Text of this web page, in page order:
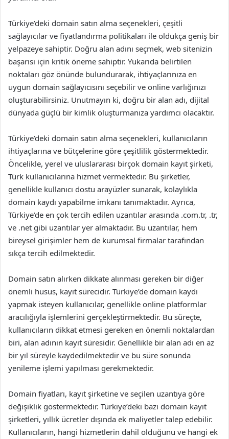
Türkiye’deki domain satın alma seçenekleri, çeşitli
sağlayıcılar ve fiyatlandırma politikaları ile oldukça geniş bir
yelpazeye sahiptir. Doğru alan adını seçmek, web sitenizin
başarısı için kritik öneme sahiptir. Yukarıda belirtilen
noktaları göz önünde bulundurarak, ihtiyaçlarınıza en
uygun domain sağlayıcısını seçebilir ve online varlığınızı
oluşturabilirsiniz. Unutmayın ki, doğru bir alan adı, dijital
dünyada güçlü bir kimlik oluşturmanıza yardımcı olacaktır.
Türkiye’deki domain satın alma seçenekleri, kullanıcıların
ihtiyaçlarına ve bütçelerine göre çeşitlilik göstermektedir.
Öncelikle, yerel ve uluslararası birçok domain kayıt şirketi,
Türk kullanıcılarına hizmet vermektedir. Bu şirketler,
genellikle kullanıcı dostu arayüzler sunarak, kolaylıkla
domain kaydı yapabilme imkanı tanımaktadır. Ayrıca,
Türkiye’de en çok tercih edilen uzantılar arasında .com.tr, .tr,
ve .net gibi uzantılar yer almaktadır. Bu uzantılar, hem
bireysel girişimler hem de kurumsal firmalar tarafından
sıkça tercih edilmektedir.
Domain satın alırken dikkate alınması gereken bir diğer
önemli husus, kayıt sürecidir. Türkiye’de domain kaydı
yapmak isteyen kullanıcılar, genellikle online platformlar
aracılığıyla işlemlerini gerçekleştirmektedir. Bu süreçte,
kullanıcıların dikkat etmesi gereken en önemli noktalardan
biri, alan adının kayıt süresidir. Genellikle bir alan adı en az
bir yıl süreyle kaydedilmektedir ve bu süre sonunda
yenileme işlemi yapılması gerekmektedir.
Domain fiyatları, kayıt şirketine ve seçilen uzantıya göre
değişiklik göstermektedir. Türkiye’deki bazı domain kayıt
şirketleri, yıllık ücretler dışında ek maliyetler talep edebilir.
Kullanıcıların, hangi hizmetlerin dahil olduğunu ve hangi ek